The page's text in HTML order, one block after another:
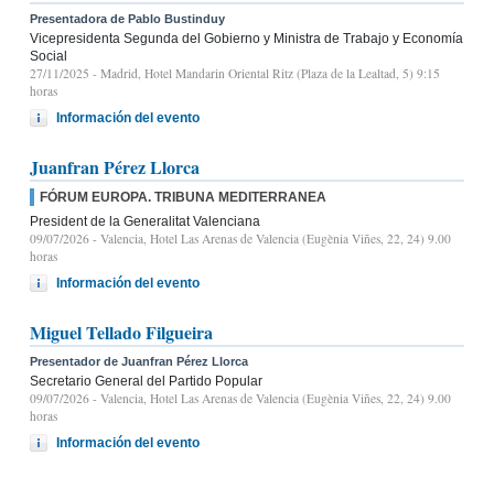
Presentadora de Pablo Bustinduy
Vicepresidenta Segunda del Gobierno y Ministra de Trabajo y Economía
Social
27/11/2025 - Madrid, Hotel Mandarin Oriental Ritz (Plaza de la Lealtad, 5) 9:15
horas
Información del evento
Juanfran Pérez Llorca
FÓRUM EUROPA. TRIBUNA MEDITERRANEA
President de la Generalitat Valenciana
09/07/2026 - Valencia, Hotel Las Arenas de Valencia (Eugènia Viñes, 22, 24) 9.00
horas
Información del evento
Miguel Tellado Filgueira
Presentador de Juanfran Pérez Llorca
Secretario General del Partido Popular
09/07/2026 - Valencia, Hotel Las Arenas de Valencia (Eugènia Viñes, 22, 24) 9.00
horas
Información del evento